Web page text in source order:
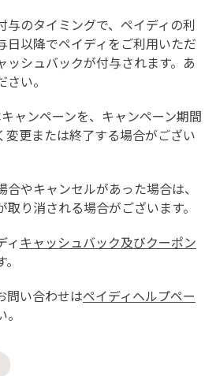
与のタイミングで、ペイディの利
日以降でペイディをご利用いただ
ッシュバックが付与されます。あ
い。
ャンペーンを、キャンペーン期間
変更または終了する場合がござい
やキャンセルがあった場合は、
り消される場合がございます。
ィキャッシュバック及びクーポン
問い合わせはペイディヘルプペー